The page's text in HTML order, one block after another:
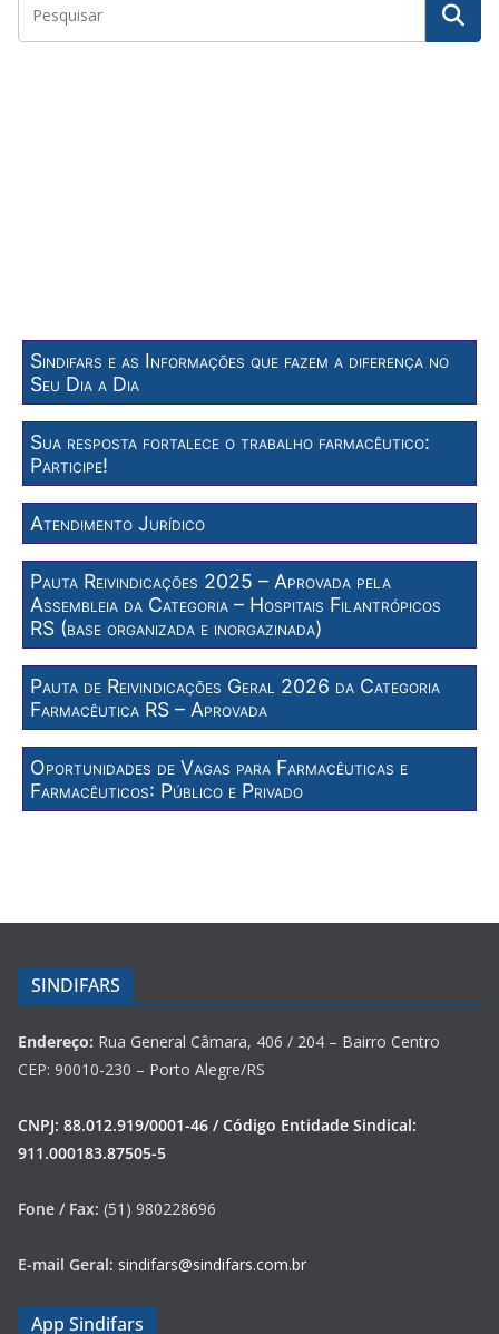
Sindifars e as Informações que fazem a diferença no
Seu Dia a Dia
Sua resposta fortalece o trabalho farmacêutico:
Participe!
Atendimento Jurídico
Pauta Reivindicações 2025 – Aprovada pela
Assembleia da Categoria – Hospitais Filantrópicos
RS (base organizada e inorgazinada)
Pauta de Reivindicações Geral 2026 da Categoria
Farmacêutica RS – Aprovada
Oportunidades de Vagas para Farmacêuticas e
Farmacêuticos: Público e Privado
SINDIFARS
Endereço: Rua General Câmara, 406 / 204 – Bairro Centro
CEP: 90010-230 – Porto Alegre/RS
CNPJ: 88.012.919/0001-46 / Código Entidade Sindical:
911.000183.87505-5
Fone / Fax: (51) 980228696
E-mail Geral: sindifars@sindifars.com.br
App Sindifars